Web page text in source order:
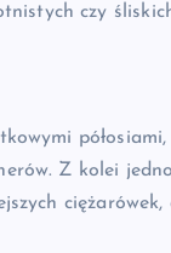
czy
Z kolei
ciężarówek,